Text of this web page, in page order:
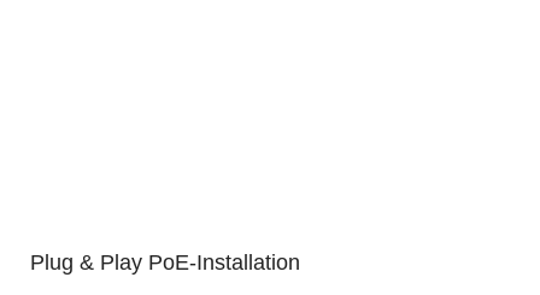
Plug & Play PoE-Installation